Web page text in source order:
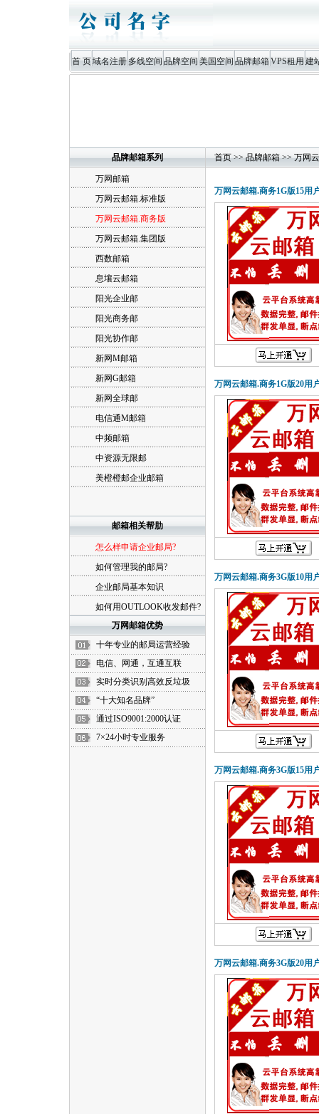
首 页域名注册多线空间品牌空间美国空间品牌邮箱VPS租用建
品牌邮箱系列
万网邮箱
万网云邮箱.标准版
万网云邮箱.商务版
万网云邮箱.集团版
西数邮箱
息壤云邮箱
阳光企业邮
阳光商务邮
阳光协作邮
新网M邮箱
新网G邮箱
新网全球邮
电信通M邮箱
中频邮箱
中资源无限邮
美橙橙邮企业邮箱
邮箱相关帮肋
怎么样申请企业邮局?
如何管理我的邮局?
企业邮局基本知识
如何用OUTLOOK收发邮件?
万网邮箱优势
十年专业的邮局运营经验
电信、网通，互通互联
实时分类识别高效反垃圾
“十大知名品牌”
通过ISO9001:2000认证
7×24小时专业服务
首页>>品牌邮箱>>万网
万网云邮箱.商务1G版15用
万网云邮箱.商务1G版20用
万网云邮箱.商务3G版10用
万网云邮箱.商务3G版15用
万网云邮箱.商务3G版20用